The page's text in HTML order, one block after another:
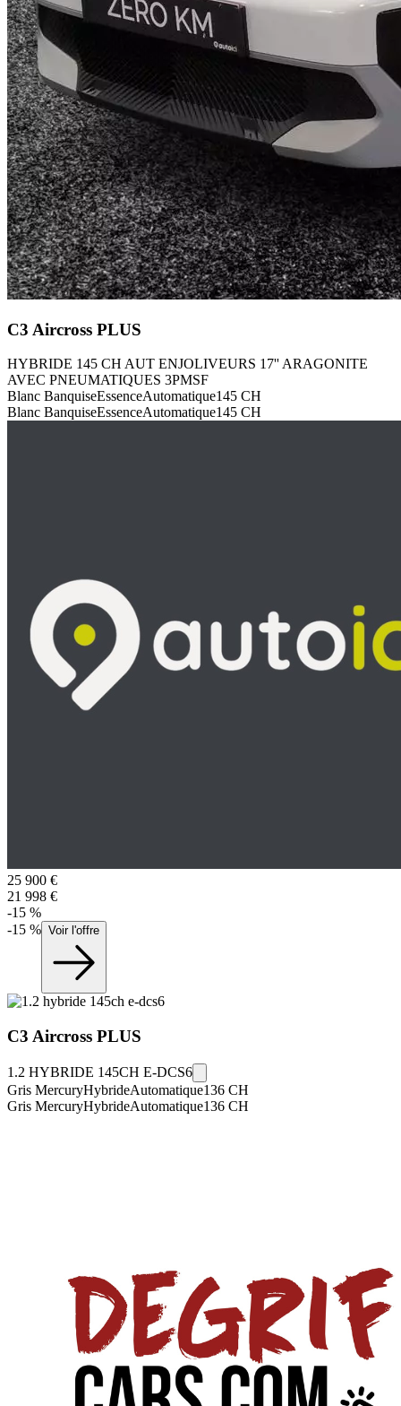
C3 Aircross PLUS
HYBRIDE 145 CH AUT ENJOLIVEURS 17'' ARAGONITE
AVEC PNEUMATIQUES 3PMSF
Blanc BanquiseEssenceAutomatique145 CH
Blanc BanquiseEssenceAutomatique145 CH
25 900 €
21 998 €
-15 %
-15 % Voir l'offre
C3 Aircross PLUS
1.2 HYBRIDE 145CH E-DCS6
Gris MercuryHybrideAutomatique136 CH
Gris MercuryHybrideAutomatique136 CH